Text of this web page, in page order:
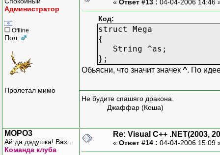
Администратор
Offline
Пол:
Пролетал мимо
« Ответ #13 : 04-04-2006 14:46
Код:
struct Mega
{
String ^as;
};
Обьясни, что значит значек ^. По
Не будите спашяго дракона.
Джаффар (Коша)
MOPO3
Ай да дэдушка! Вах...
Команда клуба
Re: Visual C++ .NET(2003,
« Ответ #14 : 04-04-2006 15:09